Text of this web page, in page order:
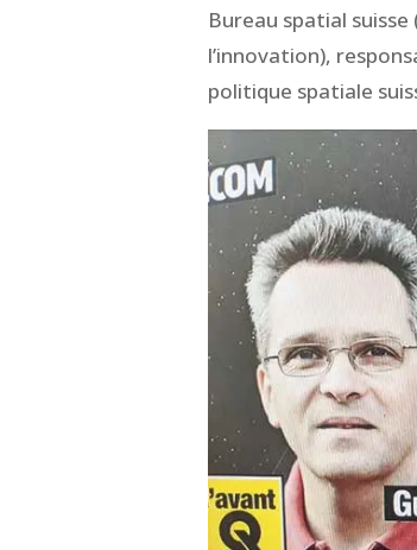
Bureau spatial
l’innovation),
politique spatiale